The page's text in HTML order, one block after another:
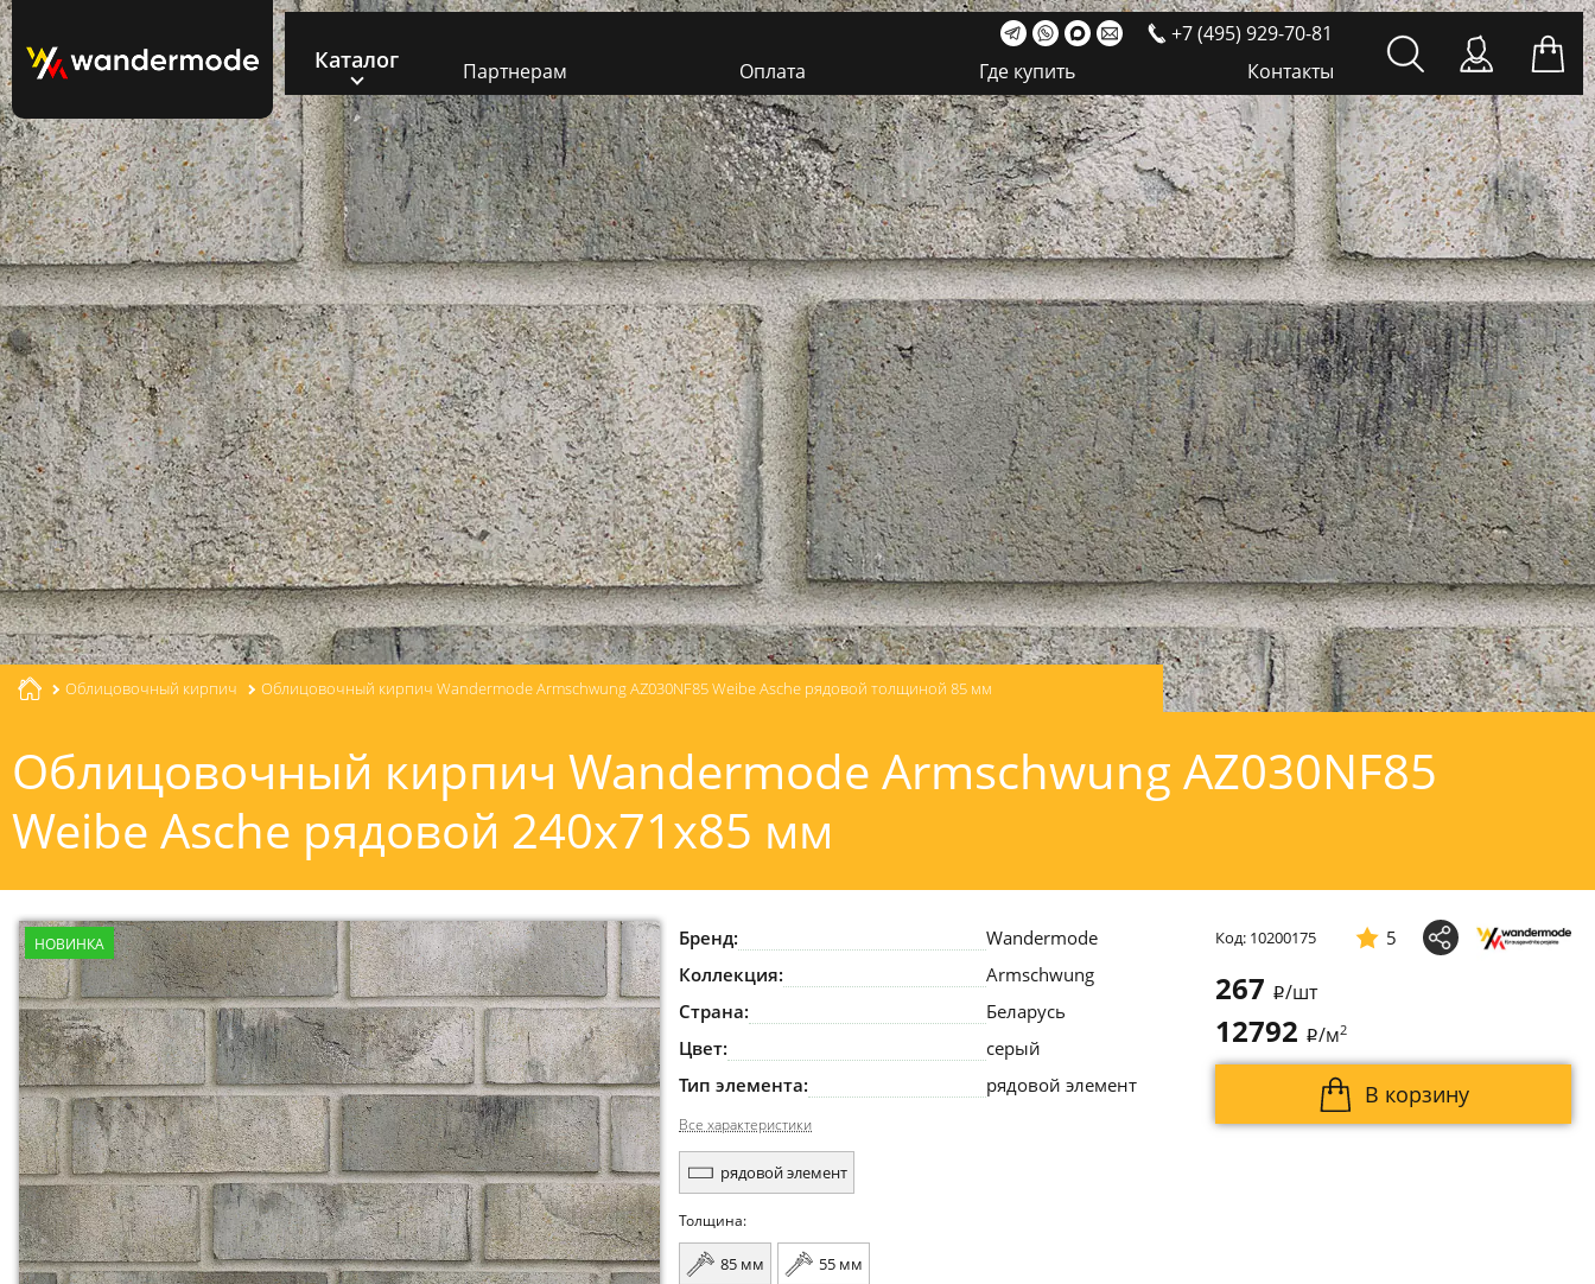
Каталог
+7 (495) 929-70-81
Партнерам
Оплата Где купить Контакты
Облицовочный кирпич Облицовочный кирпич Wandermode Armschwung AZ030NF85 Weibe Asche рядовой толщиной 85 мм
Облицовочный кирпич Wandermode Armschwung AZ030NF85
Weibe Asche рядовой 240x71x85 мм
НОВИНКА Бренд:
Wandermode
Коллекция:
Armschwung
Страна:
Беларусь
Цвет:
серый
Тип элемента:
рядовой элемент
Все характеристики
рядовой элемент
Толщина:
85 мм 55 мм
Код: 10200175 5
267 i/шт
12792 i/м2
В корзину